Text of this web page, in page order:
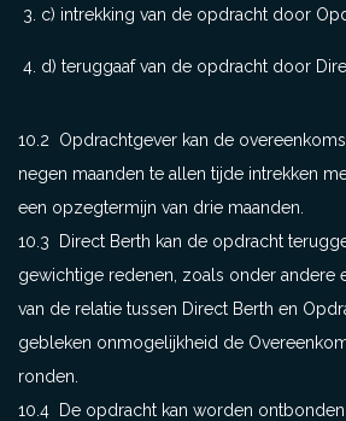
c) intrekking van de opdracht door
d) teruggaaf van de opdracht door
10.2 Opdrachtgever kan de
negen maanden te allen tijde intrekken
een opzegtermijn van drie maanden.
10.3 Direct Berth kan de opdracht
gewichtige redenen, zoals onder andere
van de relatie tussen Direct Berth en
gebleken onmogelijkheid de
ronden.
10.4 De opdracht kan worden